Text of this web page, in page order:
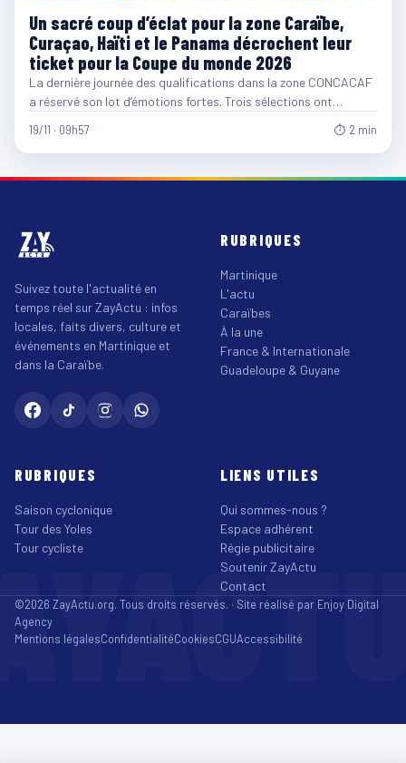
Un sacré coup d’éclat pour la zone Caraïbe,
Curaçao, Haïti et le Panama décrochent leur
ticket pour la Coupe du monde 2026
La dernière journée des qualifications dans la zone CONCACAF
a réservé son lot d’émotions fortes. Trois sélections ont…
19/11 · 09h57 ⏱ 2 min
Suivez toute l'actualité en
temps réel sur ZayActu : infos
locales, faits divers, culture et
événements en Martinique et
dans la Caraïbe.
RUBRIQUES
Martinique
L'actu
Caraïbes
À la une
France & Internationale
Guadeloupe & Guyane
RUBRIQUES
Saison cyclonique
Tour des Yoles
Tour cycliste
LIENS UTILES
Qui sommes-nous ?
Espace adhérent
Régie publicitaire
Soutenir ZayActu
Contact
©2026 ZayActu.org. Tous droits réservés. · Site réalisé par Enjoy Digital
Agency
Mentions légalesConfidentialitéCookiesCGUAccessibilité